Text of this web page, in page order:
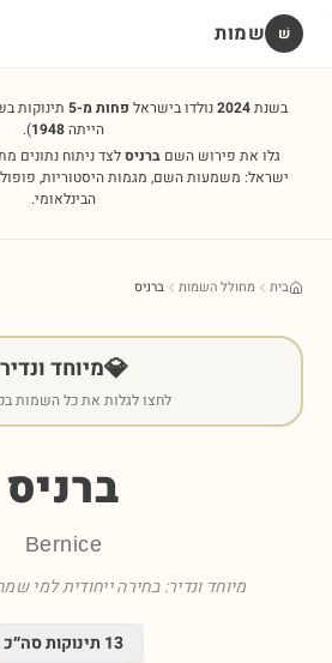
שׁ שמות
בשנת2024נולדו בישראל פחות מ-5 תינוקות
הייתה1948
).
גלו את פירוש השם ברניסלצד ניתוח
ישראל: משמעות השם, מגמות היסטוריות,
הבינלאומי.
בית מחולל השמות ברניס
💎מיוחד ונדיר
לחצו לגלות את כל השמות
ברניס
Bernice
מיוחד ונדיר: בחירה ייחודית למי
13 תינוקות סה״כ